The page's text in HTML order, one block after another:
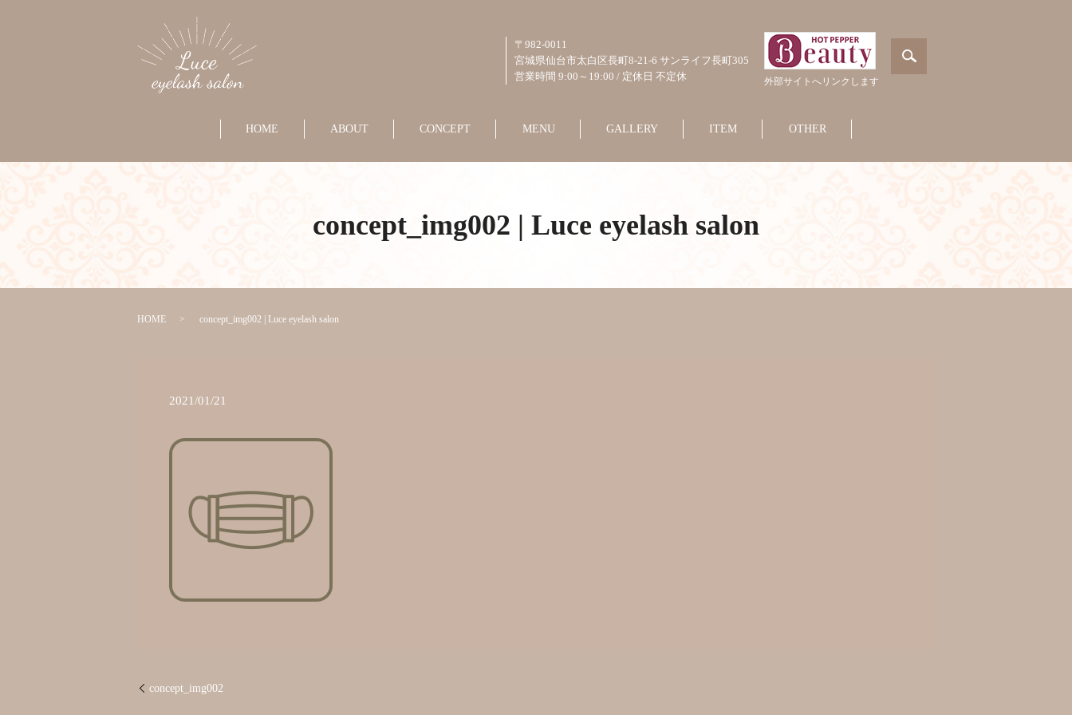
〒982-0011
宮城県仙台市太白区長町8-21-6 サンライフ長町305
営業時間 9:00～19:00 / 定休日 不定休
外部サイトへリンクします
HOME ABOUT CONCEPT MENU GALLERY ITEM OTHER
concept_img002 | Luce eyelash salon
HOME concept_img002 | Luce eyelash salon
2021/01/21
concept_img002